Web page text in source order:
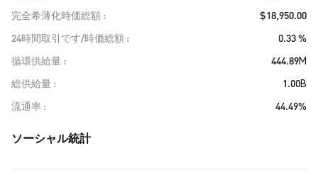
完全希薄化時価総額
$18,950.00
24時間取引です/時価総額
0.33 %
循環供給量
444.89M
総供給量
1.00B
流通率
44.49%
ソーシャル統計